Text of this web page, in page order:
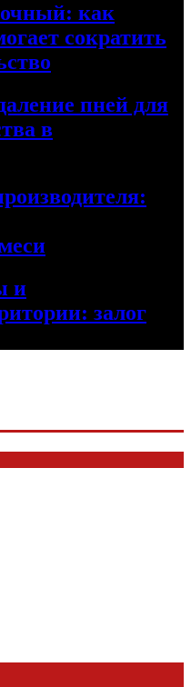
как
сократить
пней для
в
и
залог